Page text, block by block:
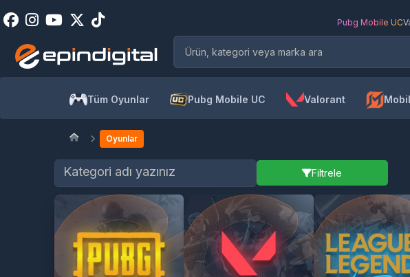
Pubg Mobile UC
Tüm Oyunlar Pubg Mobile UC Valorant
Oyunlar
Filtrele